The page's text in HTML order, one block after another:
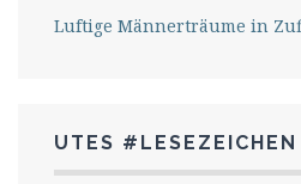
Luftige Männerträume in
UTES #LESEZEICHEN